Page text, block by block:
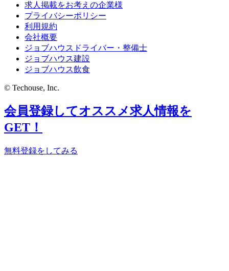
求人掲載をお考えの企業様
プライバシーポリシー
利用規約
会社概要
ジョブハウスドライバー・整備士
ジョブハウス建設
ジョブハウス飲食
© Techouse, Inc.
会員登録してオススメ求人情報を
GET！
無料登録をしてみる